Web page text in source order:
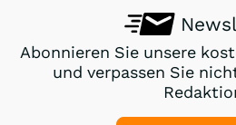
Abonnieren Sie unsere
und verpassen Sie